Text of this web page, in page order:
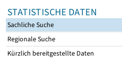
STATISTISCHE DATEN
Sachliche Suche
Regionale Suche
Kürzlich bereitgestellte Daten